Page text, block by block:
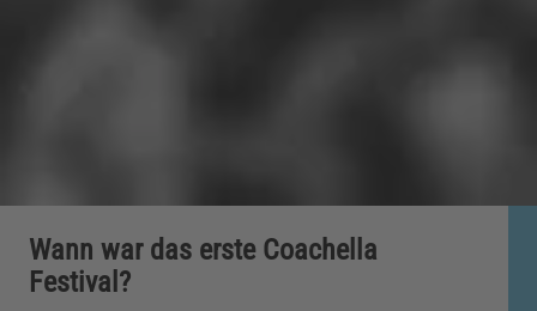
Wann war das erste Coachella
Festival?